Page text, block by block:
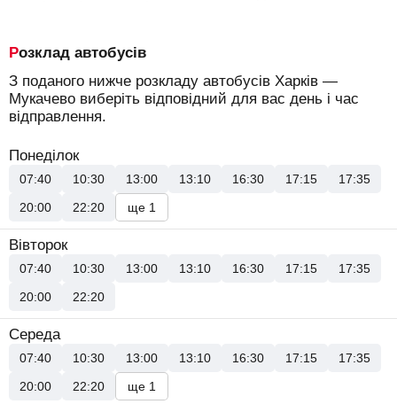
Розклад автобусів
З поданого нижче розкладу автобусів Харків —
Мукачево виберіть відповідний для вас день і час
відправлення.
Понеділок
07:40 10:30 13:00 13:10 16:30 17:15
17:35
20:00
22:20 ще 1
Вівторок
07:40 10:30 13:00 13:10 16:30 17:15
17:35
20:00
22:20
Середа
07:40 10:30 13:00 13:10 16:30 17:15
17:35
20:00
22:20 ще 1